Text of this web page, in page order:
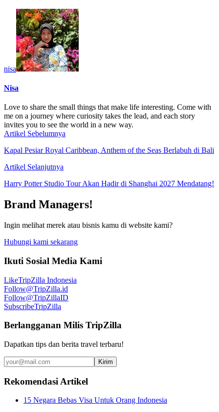
nisa
Nisa
Love to share the small things that make life interesting. Come with
me on a journey where curiosity takes the lead, and each story
invites you to see the world in a new way.
Artikel Sebelumnya
Kapal Pesiar Royal Caribbean, Anthem of the Seas Berlabuh di Bali
Artikel Selanjutnya
Harry Potter Studio Tour Akan Hadir di Shanghai 2027 Mendatang!
Brand Managers!
Ingin melihat merek atau bisnis kamu di website kami?
Hubungi kami sekarang
Ikuti Sosial Media Kami
LikeTripZilla Indonesia
Follow@TripZilla.id
Follow@TripZillaID
SubscribeTripZilla
Berlangganan Milis TripZilla
Dapatkan tips dan berita travel terbaru!
Kirim
Rekomendasi Artikel
15 Negara Bebas Visa Untuk Orang Indonesia